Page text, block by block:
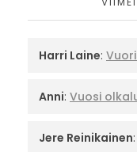
Harri Laine:
Anni: Vuosi
Jere Reinikainen: